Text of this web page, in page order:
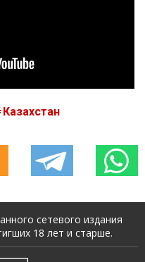
Казахстан
сетевого издания
18 лет и старше.